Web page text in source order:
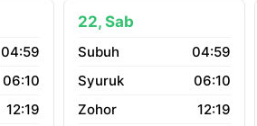
04:59
06:10
12:19
22, Sab
04:59
06:10
12:19